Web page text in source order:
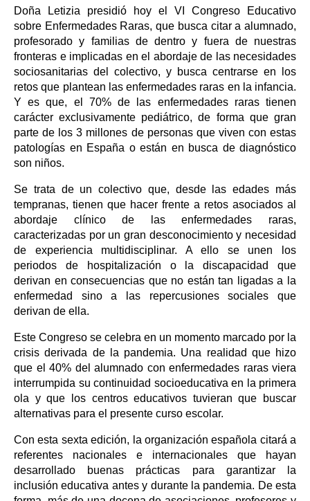
Doña Letizia presidió hoy el VI Congreso Educativo
sobre Enfermedades Raras, que busca citar a alumnado,
profesorado y familias de dentro y fuera de nuestras
fronteras e implicadas en el abordaje de las necesidades
sociosanitarias del colectivo, y busca centrarse en los
retos que plantean las enfermedades raras en la infancia.
Y es que, el 70% de las enfermedades raras tienen
carácter exclusivamente pediátrico, de forma que gran
parte de los 3 millones de personas que viven con estas
patologías en España o están en busca de diagnóstico
son niños.
Se trata de un colectivo que, desde las edades más
tempranas, tienen que hacer frente a retos asociados al
abordaje clínico de las enfermedades raras,
caracterizadas por un gran desconocimiento y necesidad
de experiencia multidisciplinar. A ello se unen los
periodos de hospitalización o la discapacidad que
derivan en consecuencias que no están tan ligadas a la
enfermedad sino a las repercusiones sociales que
derivan de ella.
Este Congreso se celebra en un momento marcado por la
crisis derivada de la pandemia. Una realidad que hizo
que el 40% del alumnado con enfermedades raras viera
interrumpida su continuidad socioeducativa en la primera
ola y que los centros educativos tuvieran que buscar
alternativas para el presente curso escolar.
Con esta sexta edición, la organización española citará a
referentes nacionales e internacionales que hayan
desarrollado buenas prácticas para garantizar la
inclusión educativa antes y durante la pandemia. De esta